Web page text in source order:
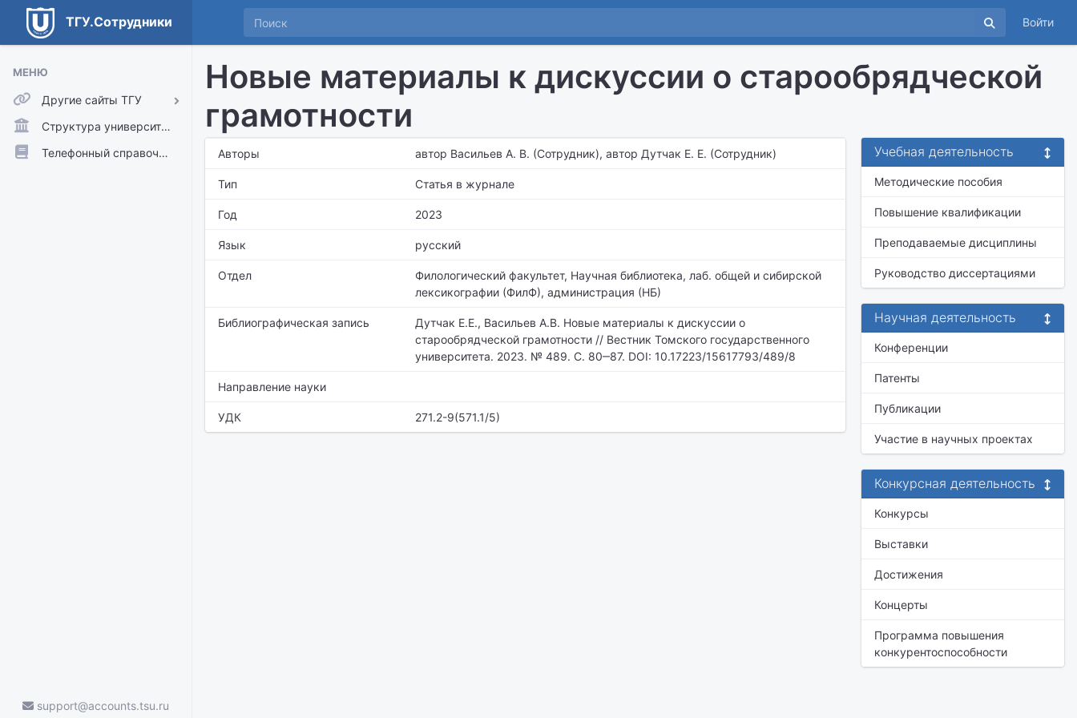
ТГУ.Сотрудники Войти
МЕНЮ
Другие сайты ТГУ
ТГУ.Аккаунты
ТГУ.Расписание
Структура университета
Телефонный справочник
support@accounts.tsu.ru
Новые материалы к дискуссии о старообрядческой
грамотности
Авторы автор Васильев А. В. (Сотрудник), автор Дутчак Е. Е. (Сотрудник)
Тип Статья в журнале
Год 2023
Язык русский
Отдел Филологический факультет, Научная библиотека, лаб. общей и сибирской
лексикографии (ФилФ), администрация (НБ)
Библиографическая запись
Дутчак Е.Е., Васильев А.В. Новые материалы к дискуссии о
старообрядческой грамотности // Вестник Томского государственного
университета. 2023. № 489. С. 80‒87. DOI: 10.17223/15617793/489/8
Направление науки
УДК 271.2-9(571.1/5)
Учебная деятельность
Методические пособия
Повышение квалификации
Преподаваемые дисциплины
Руководство диссертациями
Научная деятельность
Конференции
Патенты
Публикации
Участие в научных проектах
Конкурсная деятельность
Конкурсы
Выставки
Достижения
Концерты
Программа повышения
конкурентоспособности